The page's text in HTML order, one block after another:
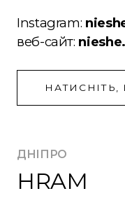
Instagram:
веб-сайт:
ДНІПРО
HRAM